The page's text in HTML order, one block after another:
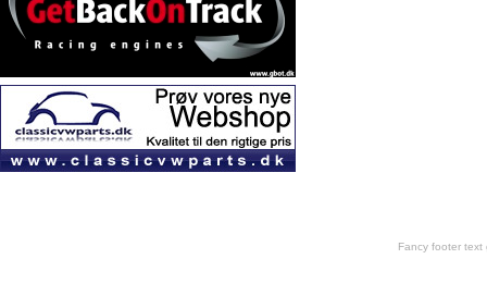
Fancy footer